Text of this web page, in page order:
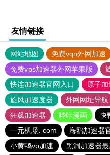
友情链接
网站地图 免费vqn外网加速
免费vps加速器外网苹果版
快连加速器官网入口
原子加
旋风加速度器
外网网址导航
狂飙加速器
哔咔漫画 快
一元机场. com
海鸥加速器
小黄鸭vp加速
黑洞加速器